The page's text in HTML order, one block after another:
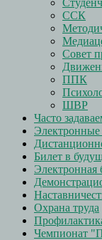
ССК
Совет
ППК
ШВР
Часто
Электронные
Билет в
Электронная
Охрана труда
Чемпионат